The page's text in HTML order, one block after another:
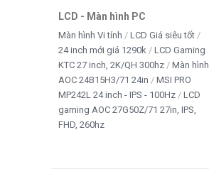
LCD - Màn hình PC
Màn hình Vi tính
LCD Giá siêu tốt
24 inch mới giá 1290k
LCD Gaming
KTC 27 inch, 2K/QH 300hz
Màn hình
AOC 24B15H3/71 24in
MSI PRO
MP242L 24 inch - IPS - 100Hz
LCD
gaming AOC 27G50Z/71 27in, IPS,
FHD, 260hz